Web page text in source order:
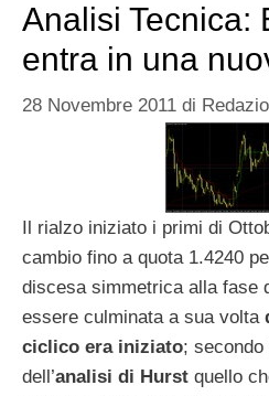
Analisi Tecnica:
entra in una
28 Novembre 2011 di
Il rialzo iniziato i primi di
cambio fino a quota 1.4240
discesa simmetrica alla fase
essere culminata a sua volta
ciclico era iniziato;
dell’analisi di Hurst quello